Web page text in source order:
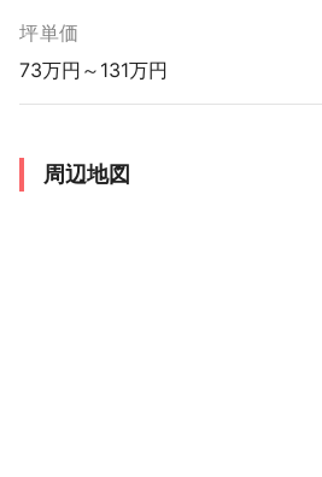
坪単価
73万円～131万円
周辺地図